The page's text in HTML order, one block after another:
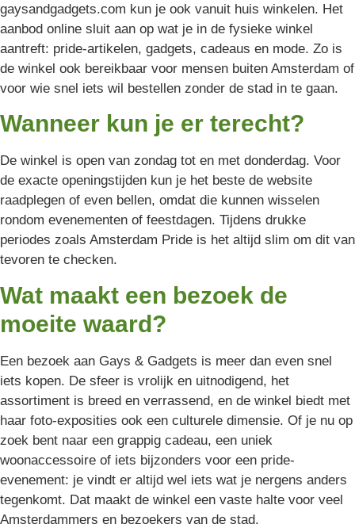
gaysandgadgets.com kun je ook vanuit huis winkelen. Het
aanbod online sluit aan op wat je in de fysieke winkel
aantreft: pride-artikelen, gadgets, cadeaus en mode. Zo is
de winkel ook bereikbaar voor mensen buiten Amsterdam of
voor wie snel iets wil bestellen zonder de stad in te gaan.
Wanneer kun je er terecht?
De winkel is open van zondag tot en met donderdag. Voor
de exacte openingstijden kun je het beste de website
raadplegen of even bellen, omdat die kunnen wisselen
rondom evenementen of feestdagen. Tijdens drukke
periodes zoals Amsterdam Pride is het altijd slim om dit van
tevoren te checken.
Wat maakt een bezoek de
moeite waard?
Een bezoek aan Gays & Gadgets is meer dan even snel
iets kopen. De sfeer is vrolijk en uitnodigend, het
assortiment is breed en verrassend, en de winkel biedt met
haar foto-exposities ook een culturele dimensie. Of je nu op
zoek bent naar een grappig cadeau, een uniek
woonaccessoire of iets bijzonders voor een pride-
evenement: je vindt er altijd wel iets wat je nergens anders
tegenkomt. Dat maakt de winkel een vaste halte voor veel
Amsterdammers en bezoekers van de stad.